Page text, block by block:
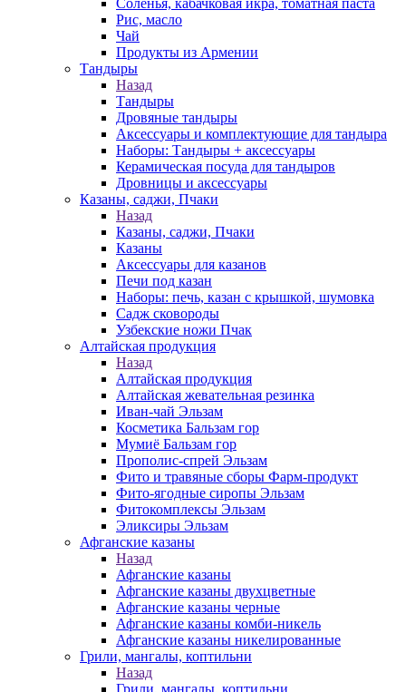
Соленья, кабачковая икра, томатная паста
Рис, масло
Чай
Продукты из Армении
Тандыры
Назад
Тандыры
Дровяные тандыры
Аксессуары и комплектующие для тандыра
Наборы: Тандыры + аксессуары
Керамическая посуда для тандыров
Дровницы и аксессуары
Казаны, саджи, Пчаки
Назад
Казаны, саджи, Пчаки
Казаны
Аксессуары для казанов
Печи под казан
Наборы: печь, казан с крышкой, шумовка
Садж сковороды
Узбекские ножи Пчак
Алтайская продукция
Назад
Алтайская продукция
Алтайская жевательная резинка
Иван-чай Эльзам
Косметика Бальзам гор
Мумиё Бальзам гор
Прополис-спрей Эльзам
Фито и травяные сборы Фарм-продукт
Фито-ягодные сиропы Эльзам
Фитокомплексы Эльзам
Эликсиры Эльзам
Афганские казаны
Назад
Афганские казаны
Афганские казаны двухцветные
Афганские казаны черные
Афганские казаны комби-никель
Афганские казаны никелированные
Грили, мангалы, коптильни
Назад
Грили, мангалы, коптильни